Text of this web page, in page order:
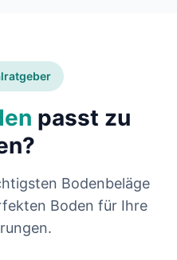
passt zu
Bodenbeläge
Boden für Ihre